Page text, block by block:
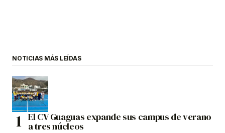
NOTICIAS MÁS LEÍDAS
El CV Guaguas expande sus campus de verano
a tres núcleos